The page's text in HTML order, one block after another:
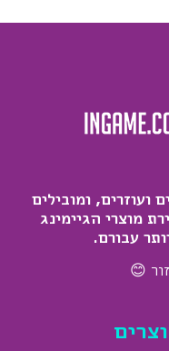
ועוזרים, ומובילים
מוצרי הגיימינג
עבורם.
😊